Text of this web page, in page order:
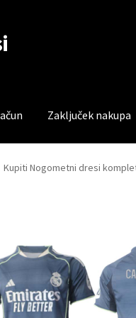
Zaključek nakupa
Trgovina Zaključek
Kupiti Nogometni dresi